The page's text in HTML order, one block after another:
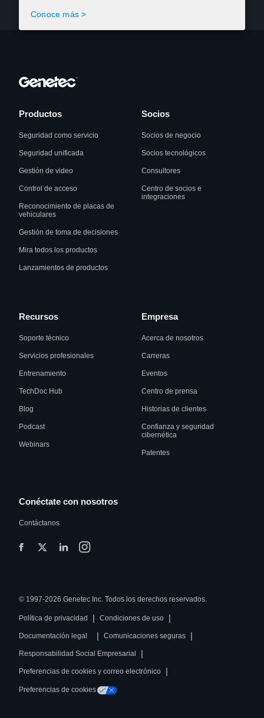
Conoce más >
Productos
Seguridad como servicio
Seguridad unificada
Gestión de video
Control de acceso
Reconocimiento de placas de
vehiculares
Gestión de toma de decisiones
Mira todos los productos
Lanzamientos de productos
Socios
Socios de negocio
Socios tecnológicos
Consultores
Centro de socios e
integraciones
Recursos
Soporte técnico
Servicios profesionales
Entrenamiento
TechDoc Hub
Blog
Podcast
Webinars
Empresa
Acerca de nosotros
Carreras
Eventos
Centro de prensa
Historias de clientes
Confianza y seguridad
cibernética
Patentes
Conéctate con nosotros
Contáctanos
© 1997-2026 Genetec Inc. Todos los derechos reservados.
Política de privacidad | Condiciones de uso |
Documentación legal | Comunicaciones seguras |
Responsabilidad Social Empresarial |
Preferencias de cookies y correo electrónico |
Preferencias de cookies